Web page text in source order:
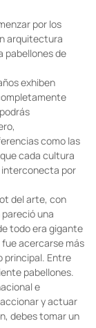
por los
arquitectura
pabellones de
exhiben
como las
cada cultura
interconecta por
del arte, con
una
todo era gigante
acercarse más
principal. Entre
pabellones.
e
y actuar
debes tomar un